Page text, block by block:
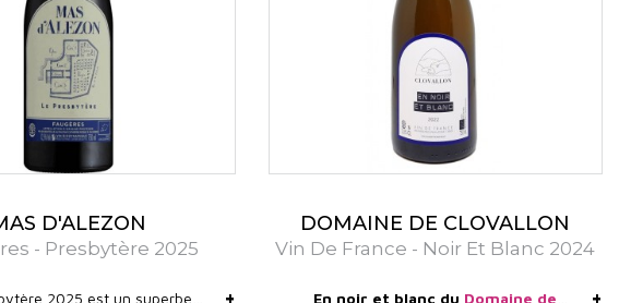
repose sur des schistes anciens, typiques de cette région du
minéralité, une belle structure tannique et une profondeur
450 mètres), les vins du Mas d'Alezon conservent une fraîcheur
des cuvées.
la Haute Vallée de l’Orb, une zone plus fraîche et plus humide du
favorisant des profils aromatiques élégants et une acidité
D'ALEZON
- Presbytère 2025
2025 est un superbe
DOMAINE DE CLOVALLON
Vin De France - Noir Et Blanc 2024
En noir et blanc du Domaine de